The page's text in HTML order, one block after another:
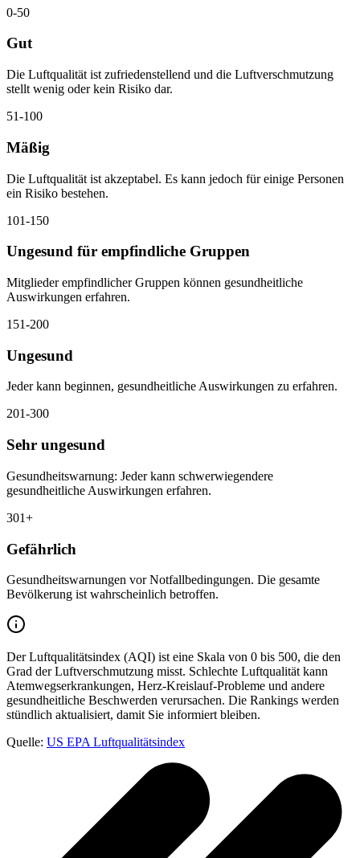
0-50
Gut
Die Luftqualität ist zufriedenstellend und die Luftverschmutzung
stellt wenig oder kein Risiko dar.
51-100
Mäßig
Die Luftqualität ist akzeptabel. Es kann jedoch für einige Personen
ein Risiko bestehen.
101-150
Ungesund für empfindliche Gruppen
Mitglieder empfindlicher Gruppen können gesundheitliche
Auswirkungen erfahren.
151-200
Ungesund
Jeder kann beginnen, gesundheitliche Auswirkungen zu erfahren.
201-300
Sehr ungesund
Gesundheitswarnung: Jeder kann schwerwiegendere
gesundheitliche Auswirkungen erfahren.
301+
Gefährlich
Gesundheitswarnungen vor Notfallbedingungen. Die gesamte
Bevölkerung ist wahrscheinlich betroffen.
Der Luftqualitätsindex (AQI) ist eine Skala von 0 bis 500, die den
Grad der Luftverschmutzung misst. Schlechte Luftqualität kann
Atemwegserkrankungen, Herz-Kreislauf-Probleme und andere
gesundheitliche Beschwerden verursachen. Die Rankings werden
stündlich aktualisiert, damit Sie informiert bleiben.
Quelle: US EPA Luftqualitätsindex